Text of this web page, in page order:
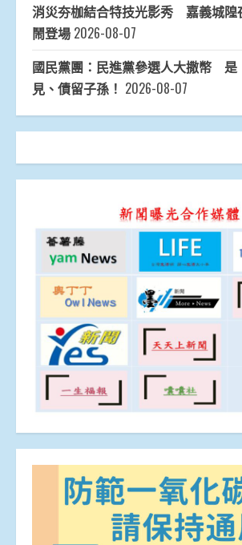
消災夯枷結合特技光影秀 嘉義城隍
鬧登場 2026-08-07
國民黨團：民進黨參選人大撒幣 是
見、債留子孫！ 2026-08-07